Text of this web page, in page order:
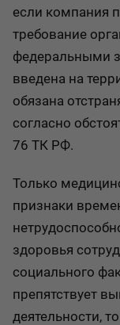
если компания
требование
федеральными
введена на
обязана
согласно
76 ТК РФ.
Только
признаки
здоровья
социального
препятствует
деятельности,